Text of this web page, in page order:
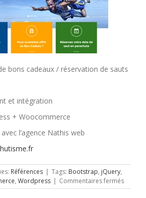
bons cadeaux / réservation de sauts
et intégration
+ Woocommerce
l’agence Nathis web
Références | Tags: Bootstrap, jQuery,
, Wordpress | Commentaires ferméssur